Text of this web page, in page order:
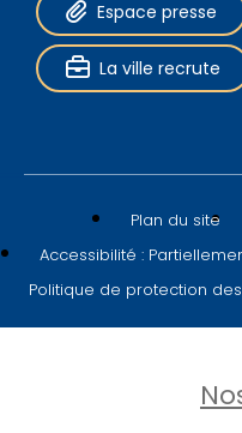
Espace presse
La ville recrute
Plan du site
Accessibilité :
Politique de protection